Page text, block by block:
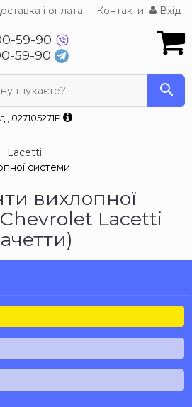
і оплата Контакти Вхід
59-90
59-90
шукаєте?
027105271P
Lacetti
системи
вихлопної
Lacetti